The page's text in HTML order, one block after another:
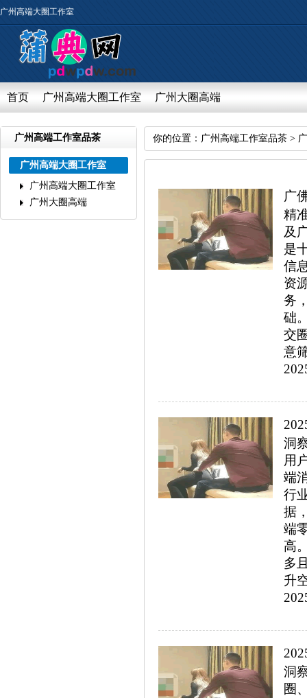
广州高端大圈工作室
首页 广州高端大圈工作室 广州大圈高端
广州高端工作室品茶
广州高端大圈工作室
广州高端大圈工作室
广州大圈高端
你的位置： 广州高端工作室品茶 >
广
精
及
是
信
资
务
础
交
意
洞
用
端
行
据
端
高
多
升
洞
圈